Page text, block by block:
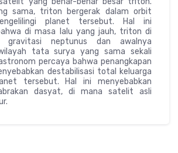
sama, triton bergerak dalam orbit
planet tersebut. Hal ini
di masa lalu yang jauh, triton di
gravitasi neptunus dan awalnya
tata surya yang sama sekali
percaya bahwa penangkapan
destabilisasi total keluarga
tersebut. Hal ini menyebabkan
dasyat, di mana satelit asli